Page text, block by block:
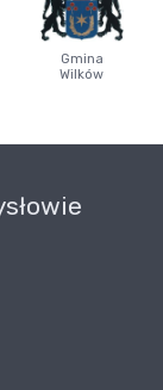
Gmina
Wilków